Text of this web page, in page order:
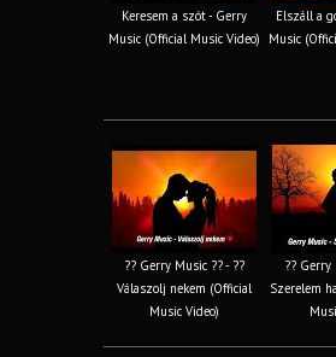
Keresem a szót - Gerry
Music (Official Music Video)
Elszáll a
Music
?? Gerry Music ?? - ??
Válaszolj nekem (Official
Music Video)
?? Gerry
Szerelem